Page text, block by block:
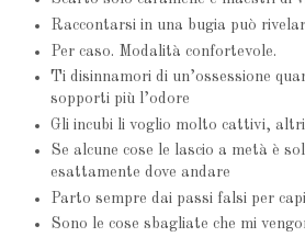
Raccontarsi in una bugia può
Per caso. Modalità confortevole.
Ti disinnamori di un’ossessione
sopporti più l’odore
Gli incubi li voglio molto cattivi,
Se alcune cose le lascio a metà è
esattamente dove andare
Parto sempre dai passi falsi per
Sono le cose sbagliate che mi